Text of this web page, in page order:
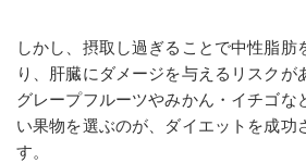
しかし、摂取し過ぎることで中性脂肪
り、肝臓にダメージを与えるリスクが
グレープフルーツやみかん・イチゴな
い果物を選ぶのが、ダイエットを成功
す。